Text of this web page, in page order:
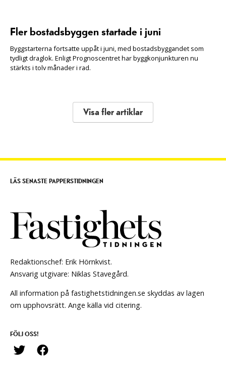
Fler bostadsbyggen startade i juni
Byggstarterna fortsatte uppåt i juni, med bostadsbyggandet som
tydligt draglok. Enligt Prognoscentret har byggkonjunkturen nu
stärkts i tolv månader i rad.
Visa fler artiklar
Redaktionschef: Erik Hörnkvist.
Ansvarig utgivare: Niklas Stavegård.
All information på fastighetstidningen.se skyddas av lagen
om upphovsrätt. Ange källa vid citering.
FÖLJ OSS!
LÄS SENASTE PAPPERSTIDNINGEN